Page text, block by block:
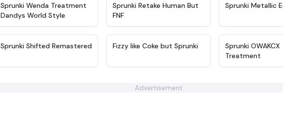
★ 4.9
Sprunki Wenda Treatment
Dandys World Style
★ 4.4
Sprunki Retake Human But
FNF
Sprunki Metallic
★ 4.6
Sprunki Shifted Remastered ★ 4.8
Fizzy like Coke but Sprunki
Sprunki OWAKCX
Treatment
Advertisement